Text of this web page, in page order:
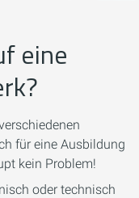
eine
für eine Ausbildung
kein Problem!
oder technisch